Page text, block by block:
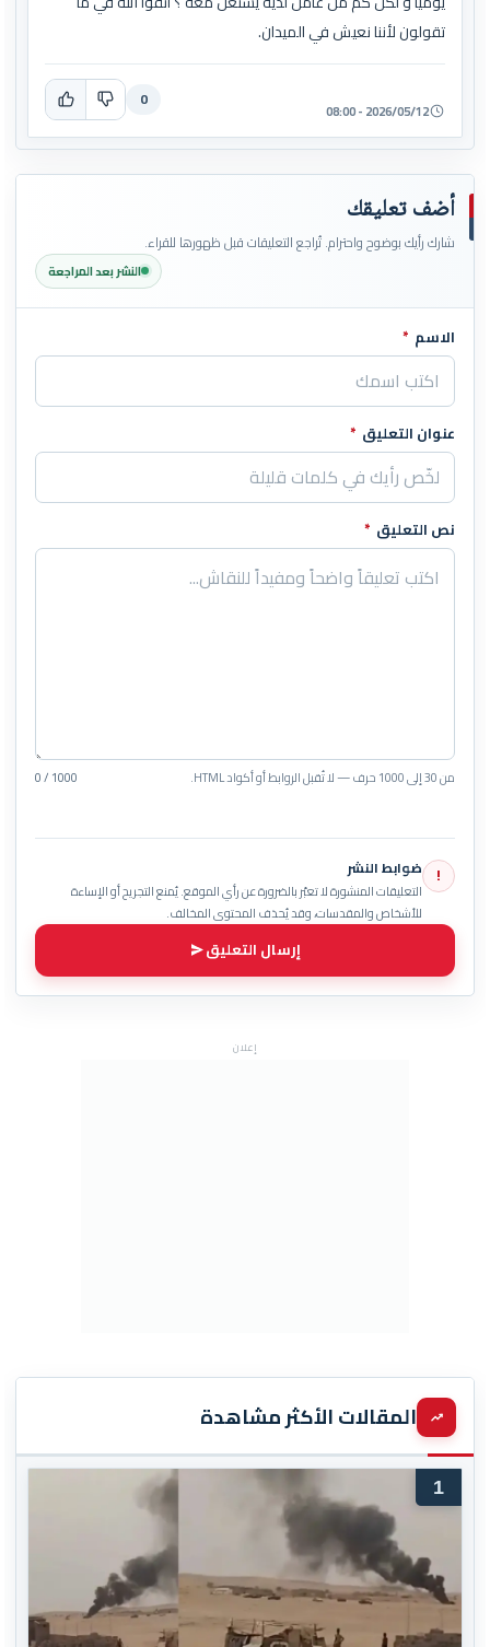
تقولون لأننا نعيش في الميدان.
2026/05/12 - 08:00
0
أضف تعليقك
شارك رأيك بوضوح واحترام. تُراجع التعليقات قبل ظهورها للقراء.
النشر بعد المراجعة
اترك هذا الحقل فارغاً
الاسم *
عنوان التعليق *
نص التعليق *
من 30 إلى 1000 حرف — لا تُقبل الروابط أو أكواد HTML. 0 / 1000
! ضوابط النشر
التعليقات المنشورة لا تعبّر بالضرورة عن رأي الموقع. يُمنع التجريح أو الإساءة
للأشخاص والمقدسات، وقد يُحذف المحتوى المخالف.
إرسال التعليق
إعلان
المقالات الأكثر مشاهدة
1